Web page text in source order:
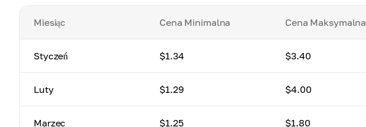
Miesiąc Cena Minimalna Cena Maksymalna
Styczeń $1.34 $3.40
Luty $1.29 $4.00
Marzec $1.25 $1.80